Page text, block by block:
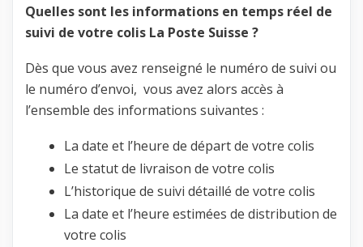
Quelles sont les informations en temps réel de
suivi de votre colis La Poste Suisse ?
Dès que vous avez renseigné le numéro de suivi ou
le numéro d’envoi, vous avez alors accès à
l’ensemble des informations suivantes :
La date et l’heure de départ de votre colis
Le statut de livraison de votre colis
L’historique de suivi détaillé de votre colis
La date et l’heure estimées de distribution de
votre colis